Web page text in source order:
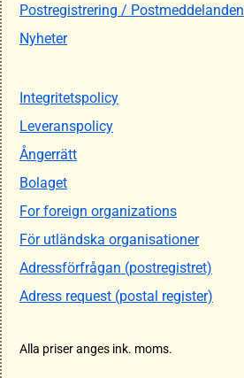
Postregistrering / Postmeddelanden
Nyheter
Integritetspolicy
Leveranspolicy
Ångerrätt
Bolaget
For foreign organizations
För utländska organisationer
Adressförfrågan (postregistret)
Adress request (postal register)
Alla priser anges ink. moms.